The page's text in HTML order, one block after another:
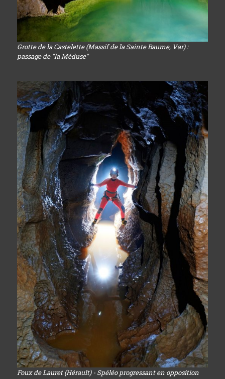
Grotte de la Castelette (Massif de la Sainte Baume, Var) :
passage de "la Méduse"
Foux de Lauret (Hérault) - Spéléo progressant en opposition